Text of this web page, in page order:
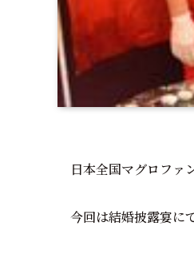
日本全国マグロファ
今回は結婚披露宴に